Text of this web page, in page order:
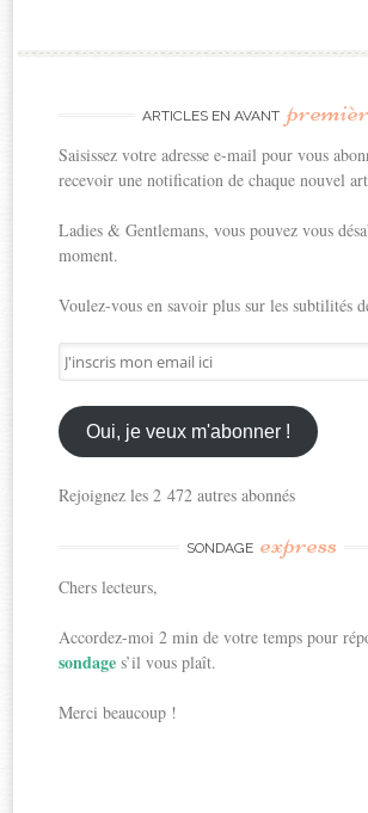
ARTICLES EN AVANT
Saisissez votre adresse e-mail pour vous
recevoir une notification de chaque nouvel
Ladies & Gentlemans, vous pouvez vous
moment.
Voulez-vous en savoir plus sur les subtilités
J'inscris
mon
email
ici
Oui, je veux m'abonner !
Rejoignez les 2 472 autres abonnés
SONDAGE express
Chers lecteurs,
Accordez-moi 2 min de votre temps pour
sondages’il vous plaît.
Merci beaucoup !